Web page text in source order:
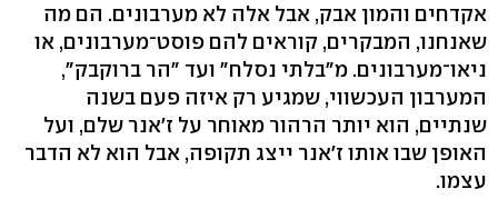
אקדחים והמון אבק, אבל אלה לא מערבונים. הם מה
שאנחנו, המבקרים, קוראים להם פוסט־מערבונים, או
ניאו־מערבונים. מ"בלתי נסלח" ועד "הר ברוקבק",
המערבון העכשווי, שמגיע רק איזה פעם בשנה
שנתיים, הוא יותר הרהור מאוחר על ז'אנר שלם, ועל
האופן שבו אותו ז'אנר ייצג תקופה, אבל הוא לא הדבר
עצמו.